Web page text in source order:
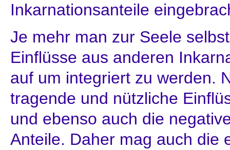
Inkarnationsanteile
Je mehr man zur Seele
Einflüsse aus anderen
auf um integriert zu werden.
tragende und nützliche
und ebenso auch die
Anteile. Daher mag auch die